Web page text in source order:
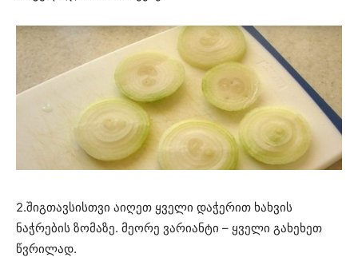
2.შიგთავსისთვი აიღეთ ყველი დაჭერით ხახვის
ნაჭრების ზომაზე. მეორე ვარიანტი – ყველი გახეხეთ
წვრილად.